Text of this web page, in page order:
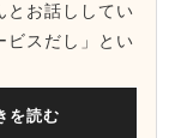
とお話ししてい
ビスだし」とい
を読む